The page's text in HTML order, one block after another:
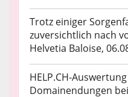
Trotz einiger
zuversichtlich nach
Helvetia Baloise,
HELP.CH-
Domainendungen